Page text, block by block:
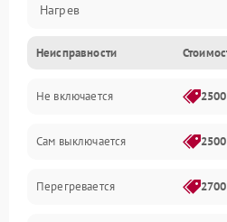
Нагрев
Неисправности
Не включается
Сам выключается
Перегревается